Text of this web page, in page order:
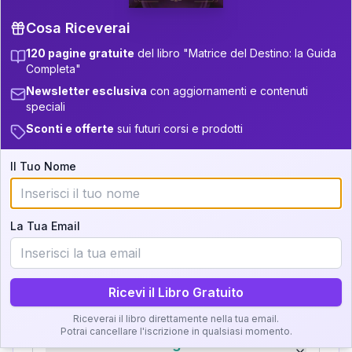
12.5-13.5 +6 10
17.5-18.5 +6 20
18.5-19 +7 21 38.5-39
Zone della Matrice:
Analisi, Significato e
Interpretazione
Clicca su ogni zona per leggere la definizione e
l'interpretazione!
Zona del Ritratto
Importanza:
Cosa Riceverai
120 pagine gratuite del libro "Matrice del Destino: la Guida
Completa"
Newsletter esclusiva con aggiornamenti e contenuti
speciali
Sconti e offerte sui futuri corsi e prodotti
Il Tuo Nome
La Tua Email
Ricevi il Libro Gratuito
Riceverai il libro direttamente nella tua email.
Potrai cancellare l'iscrizione in qualsiasi momento.